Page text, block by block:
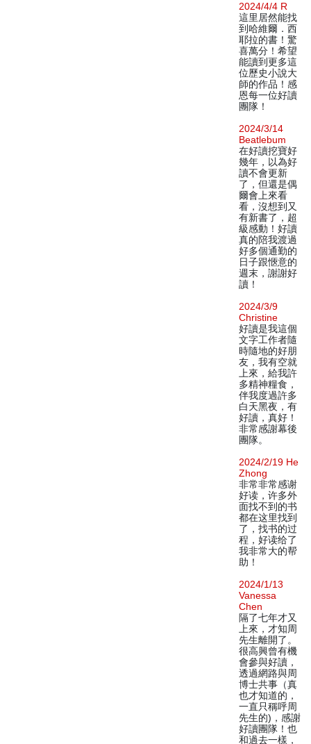
2024/4/4 R
這里居然能找
到哈維爾．西
耶拉的書！驚
喜萬分！希望
能讀到更多這
位歷史小說大
師的作品！感
恩每一位好讀
團隊！
2024/3/14
Beatlebum
在好讀挖寶好
幾年，以為好
讀不會更新
了，但還是偶
爾會上來看
看，沒想到又
有新書了，超
級感動！好讀
真的陪我渡過
好多個通勤的
日子跟愜意的
週末，謝謝好
讀！
2024/3/9
Christine
好讀是我這個
文字工作者隨
時隨地的好朋
友，我有空就
上來，給我許
多精神糧食，
伴我度過許多
白天黑夜，有
好讀，真好！
非常感謝幕後
團隊。
2024/2/19 He
Zhong
非常非常感谢
好读，许多外
面找不到的书
都在这里找到
了，找书的过
程，好读给了
我非常大的帮
助！
2024/1/13
Vanessa
Chen
隔了七年才又
上來，才知周
先生離開了。
很高興曾有機
會參與好讀，
透過網路與周
博士共事（真
也才知道的，
一直只稱呼周
先生的)，感謝
好讀團隊！也
和過去一樣，